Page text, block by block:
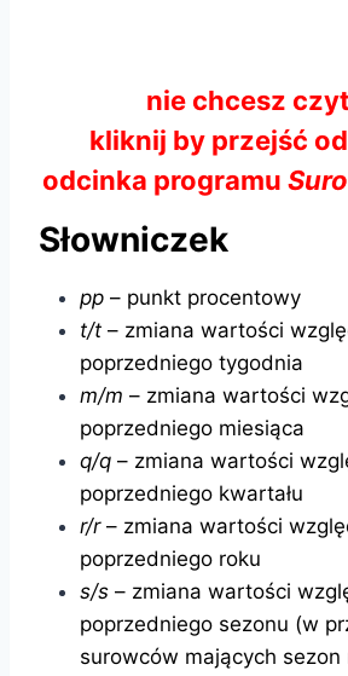
nie chcesz
kliknij by przejść
odcinka programu
Słowniczek
pp – punkt procentowy
t/t – zmiana wartości
poprzedniego tygodnia
m/m – zmiana wartości
poprzedniego miesiąca
q/q – zmiana wartości
poprzedniego kwartału
r/r– zmiana wartości
poprzedniego roku
s/s – zmiana wartości
poprzedniego sezonu (w
surowców mających sezon